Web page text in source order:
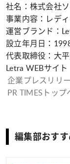
社名：株式会社
事業内容：レデ
運営ブランド：
設立年月日：
代表取締役：大
Letra WEBサイト
企業プレスリリ
PR TIMESトップ
編集部おす